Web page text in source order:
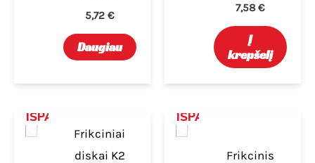
5,72€
Daugiau
7,58€
Į
krepšelį
IŠPARDUOTA
Frikciniai
diskai K2
IŠPARDUOTA
Frikcinis